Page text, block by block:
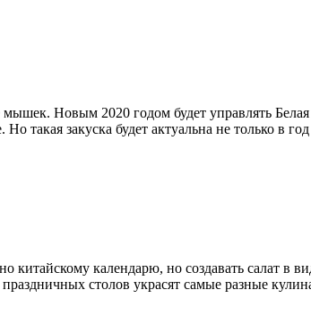
Новым 2020 годом будет управлять
такая закуска будет актуальна не только в
китайскому календарю, но создавать салат в
столов украсят самые разные